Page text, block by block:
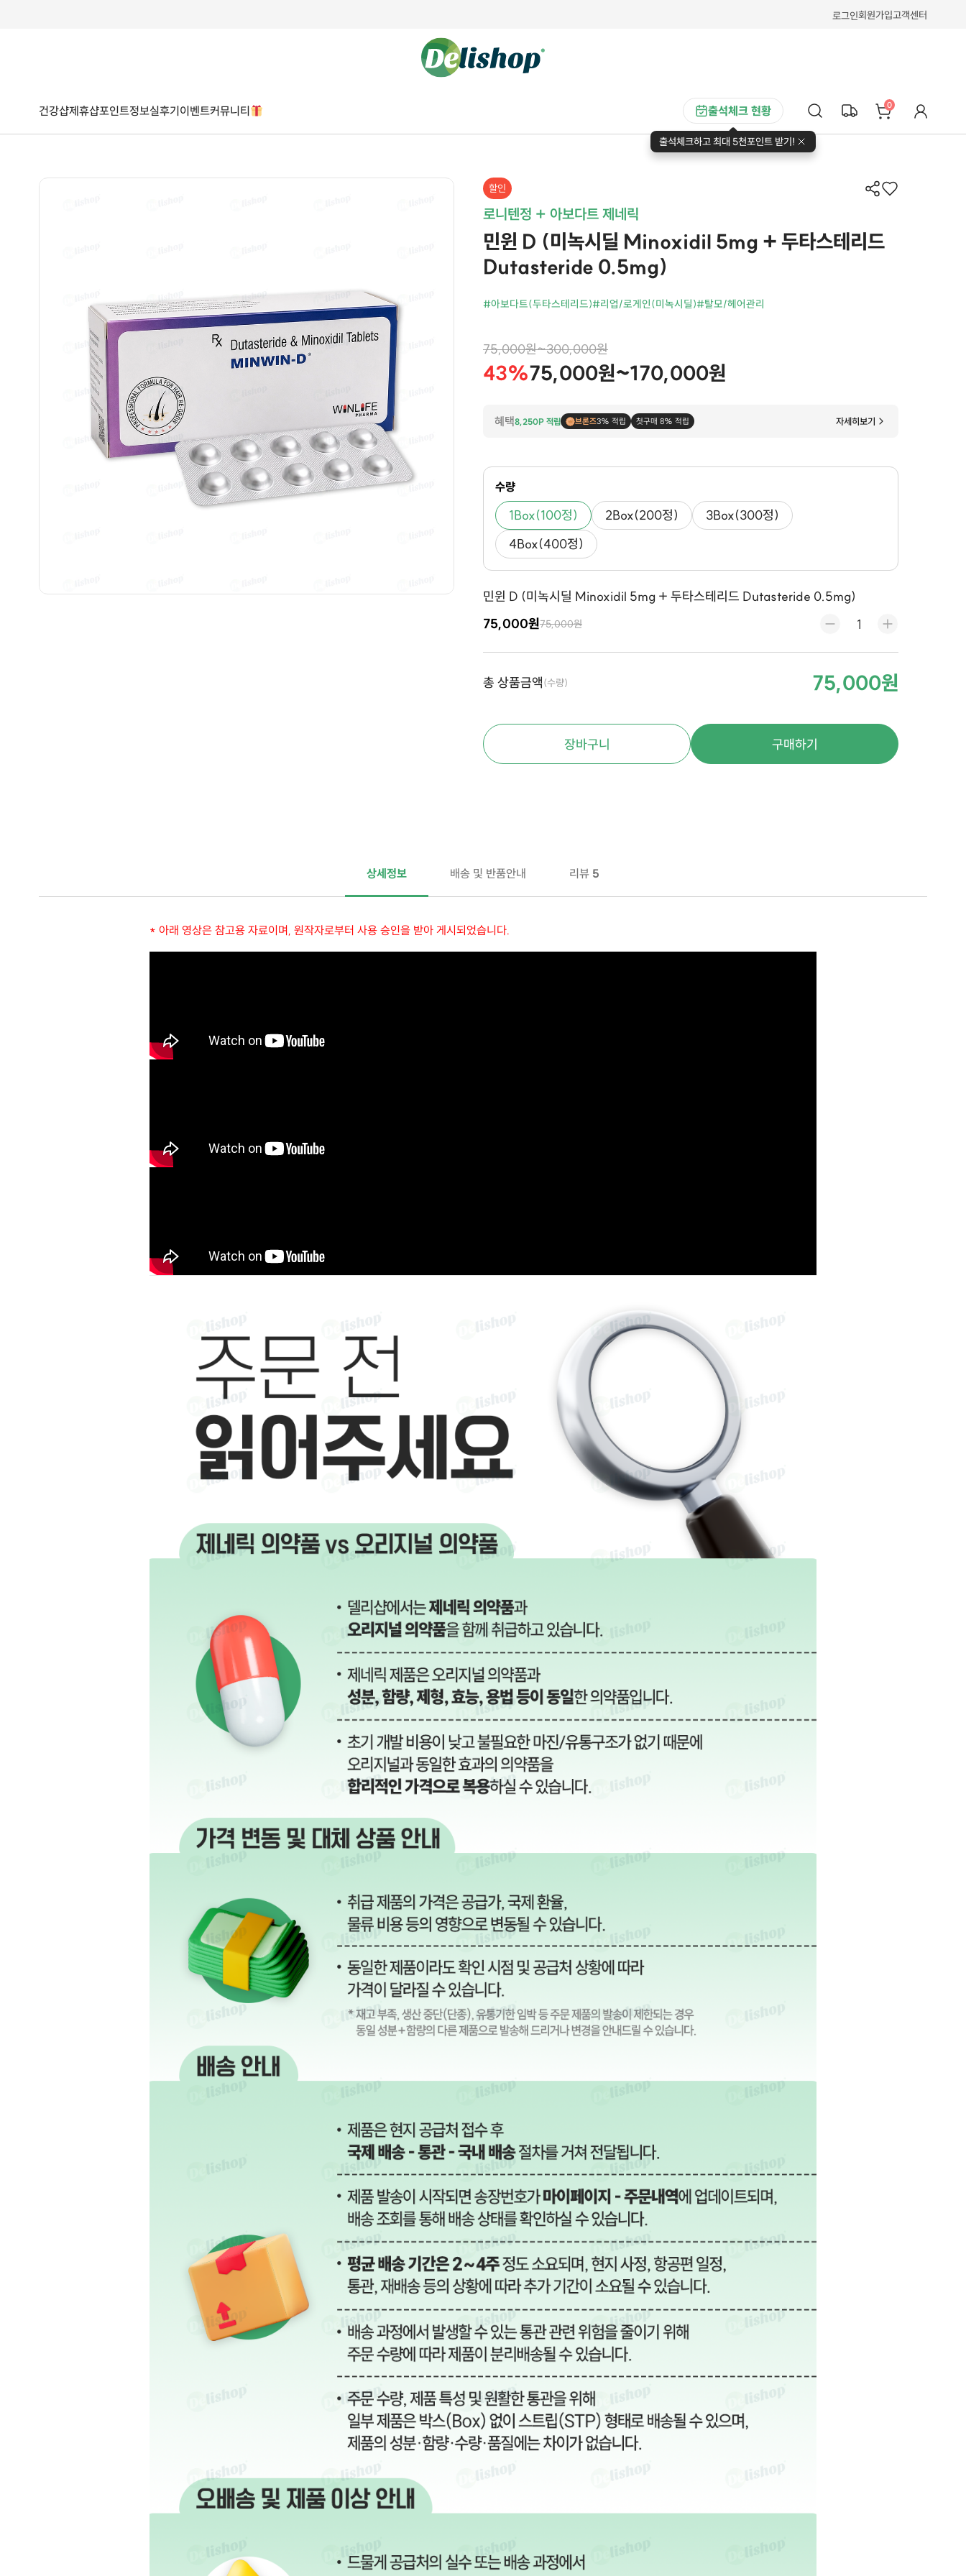
로그인회원가입고객센터
출석체크 현황
출석체크하고 최대 5천포인트 받기!
0
건강샵제휴샵포인트정보실후기이벤트커뮤니티
할인
로니텐정 + 아보다트 제네릭
민윈 D (미녹시딜 Minoxidil 5mg + 두타스테리드
Dutasteride 0.5mg)
#아보다트(두타스테리드)#리업/로게인(미녹시딜)#탈모/헤어관리
75,000원~300,000원
43%75,000원~170,000원
혜택8,250P 적립 브론즈3% 적립 첫구매 8% 적립 자세히보기
수량
1Box(100정) 2Box(200정)
3Box(300정)
4Box(400정)
민윈 D (미녹시딜 Minoxidil 5mg + 두타스테리드 Dutasteride 0.5mg)
75,000원75,000원
총 상품금액(수량) 75,000원
장바구니 구매하기
상세정보 배송 및 반품안내 리뷰 5
* 아래 영상은 참고용 자료이며, 원작자로부터 사용 승인을 받아 게시되었습니다.